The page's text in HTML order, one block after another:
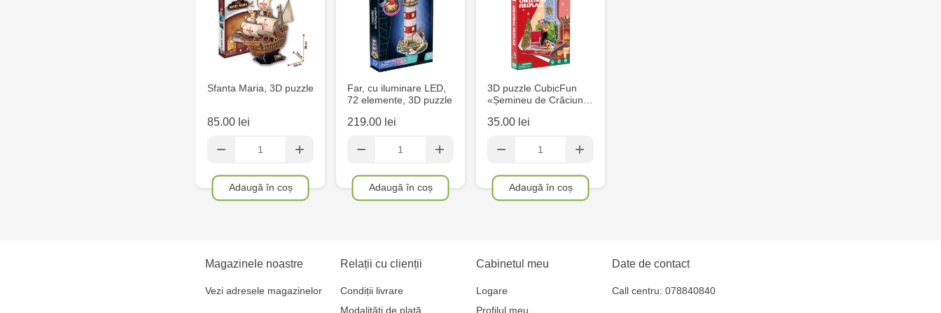
Sfanta Maria, 3D puzzle
85.00 lei
Adaugă în coș
Far, cu iluminare LED,
72 elemente, 3D puzzle
219.00 lei
Adaugă în coș
3D puzzle CubicFun
«Șemineu de Crăciun…
35.00 lei
Adaugă în coș
Magazinele noastre
Vezi adresele magazinelor
Relații cu clienții
Condiții livrare
Modalități de plată
Cabinetul meu
Logare
Profilul meu
Date de contact
Call centru: 078840840